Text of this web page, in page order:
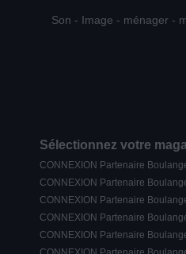
Son - Image - ménager -
Sélectionnez votre
CONNEXION Partenaire
CONNEXION Partenaire
CONNEXION Partenaire
CONNEXION Partenaire
CONNEXION Partenaire